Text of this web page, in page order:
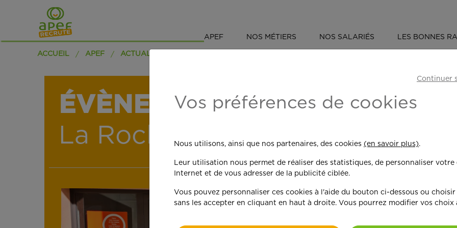
APEF NOS MÉTIERS NOS SALARIÉS LES BONNES
ACCUEIL APEF ACTUALITÉS
ÉVÈNEMENT :Ouverture
La Rochelle
C’est à Nieul-sur-mer que se
riche d’un solide parcours
auprès d’enfants en
personnes âgées en tant
Continuer
Vos préférences de cookies
Nous utilisons, ainsi que nos partenaires, des cookies (en savoir plus).
Leur utilisation nous permet de réaliser des statistiques, de personnaliser votre
Internet et de vous adresser de la publicité ciblée.
Vous pouvez personnaliser ces cookies à l'aide du bouton ci-dessous ou
sans les accepter en cliquant en haut à droite. Vous pourrez modifier vos choix